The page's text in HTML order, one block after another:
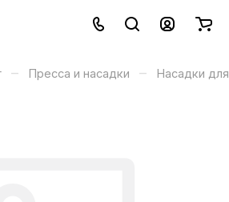
– Пресса и насадки – Насадки